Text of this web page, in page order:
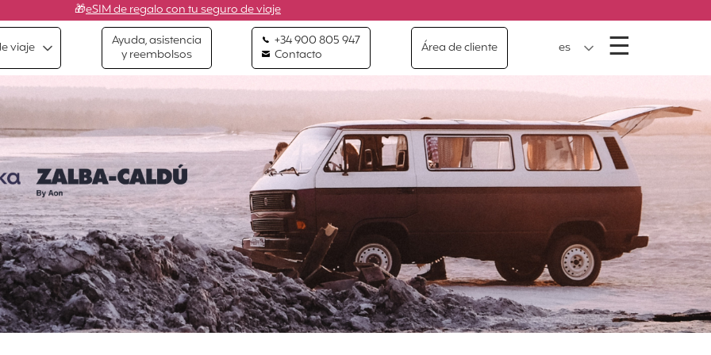
🎁eSIM de regalo con tu seguro de viaje
viaje
Ayuda, asistencia
y reembolsos
+34 900 805 947
Contacto
Área de cliente es ☰